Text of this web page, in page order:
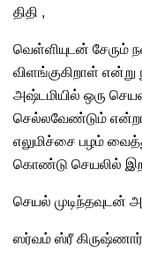
திதி ,
வெள்ளியுடன் சேரும்
விளங்குகிறாள்
அஷ்டமியில் ஒரு
செல்லவேண்டும்
எலுமிச்சை பழம்
கொண்டு செயலில்
செயல் முடிந்தவுடன்
ஸர்வம் ஸ்ரீ